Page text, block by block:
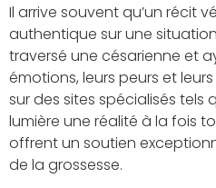
Il arrive souvent qu’un récit
authentique sur une
traversé une césarienne et
émotions, leurs peurs et
sur des sites spécialisés
lumière une réalité à la fois
offrent un soutien
de la grossesse.